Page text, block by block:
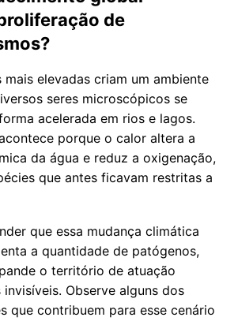
de
mais elevadas criam um ambiente
seres microscópicos se
acelerada em rios e lagos.
porque o calor altera a
da água e reduz a oxigenação,
que antes ficavam restritas a
que essa mudança climática
a quantidade de patógenos,
o território de atuação
invisíveis. Observe alguns dos
que contribuem para esse cenário